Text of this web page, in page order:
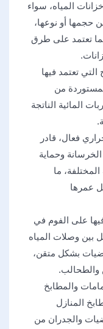
المياه، سواء
حجمها أو نوعها،
تعتمد على طرق
تعتمد فيها
من
المائية الناتجة
فعال، قادر
وحماية
ما
عمرها
على الفوم في
بين وصلات المياه
بشكل متقن،
والطحالب.
والمطابخ
المنازل
والجدران من